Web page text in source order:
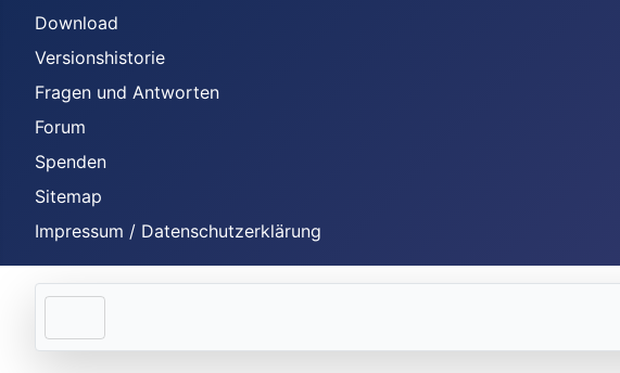
Download
Versionshistorie
Fragen und Antworten
Forum
Spenden
Sitemap
Impressum / Datenschutzerklärung